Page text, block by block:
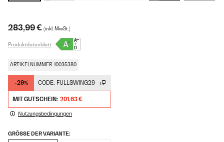
283,99 € (inkl. MwSt.)
Produktdatenblatt
ARTIKELNUMMER: 10035380
-29% CODE: FULLSWING29
MIT GUTSCHEIN: 201,63 €
Nutzungsbedingungen
GRÖSSE DER VARIANTE: